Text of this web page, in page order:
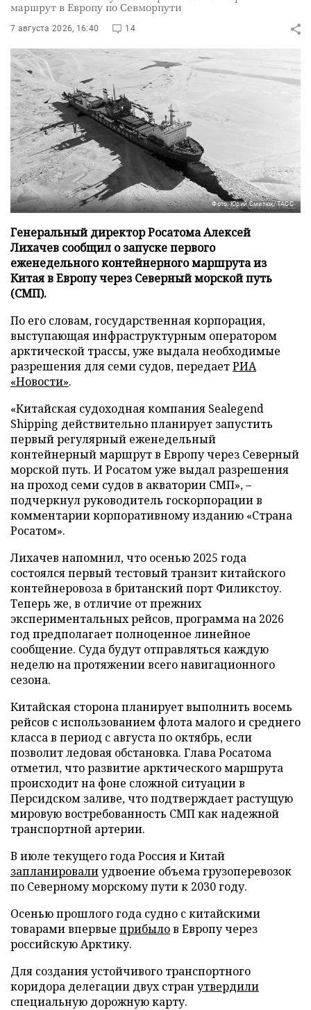
маршрут в Европу по Севморпути
7 августа 2026, 16:40 14
Фото: Юрий Смитюк/ТАСС
Генеральный директор Росатома Алексей
Лихачев сообщил о запуске первого
еженедельного контейнерного маршрута из
Китая в Европу через Северный морской путь
(СМП).
По его словам, государственная корпорация,
выступающая инфраструктурным оператором
арктической трассы, уже выдала необходимые
разрешения для семи судов, передаетРИА
«Новости».
«Китайская судоходная компания Sealegend
Shipping действительно планирует запустить
первый регулярный еженедельный
контейнерный маршрут в Европу через Северный
морской путь. И Росатом уже выдал разрешения
на проход семи судов в акватории СМП», –
подчеркнул руководитель госкорпорации в
комментарии корпоративному изданию «Страна
Росатом».
Лихачев напомнил, что осенью 2025 года
состоялся первый тестовый транзит китайского
контейнеровоза в британский порт Филикстоу.
Теперь же, в отличие от прежних
экспериментальных рейсов, программа на 2026
год предполагает полноценное линейное
сообщение. Суда будут отправляться каждую
неделю на протяжении всего навигационного
сезона.
Китайская сторона планирует выполнить восемь
рейсов с использованием флота малого и среднего
класса в период с августа по октябрь, если
позволит ледовая обстановка. Глава Росатома
отметил, что развитие арктического маршрута
происходит на фоне сложной ситуации в
Персидском заливе, что подтверждает растущую
мировую востребованность СМП как надежной
транспортной артерии.
В июле текущего года Россия и Китай
запланировалиудвоение объема грузоперевозок
по Северному морскому пути к 2030 году.
Осенью прошлого года судно с китайскими
товарами впервые прибылов Европу через
российскую Арктику.
Для создания устойчивого транспортного
коридора делегации двух стран утвердили
специальную дорожную карту.